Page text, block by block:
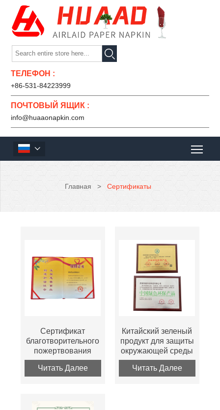

ТЕЛЕФОН :
+86-531-84223999
ПОЧТОВЫЙ ЯЩИК :
info@huaaonapkin.com

Главная > Сертификаты
Сертификат
благотворительного
пожертвования
Читать Далее
Китайский зеленый
продукт для защиты
окружающей среды
Читать Далее